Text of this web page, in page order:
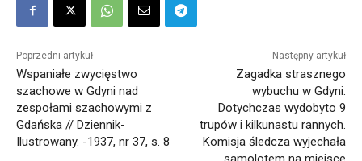
Poprzedni artykuł
Wspaniałe zwycięstwo
szachowe w Gdyni nad
zespołami szachowymi z
Gdańska // Dziennik-
Ilustrowany. -1937, nr 37, s. 8
Następny artykuł
Zagadka strasznego
wybuchu w Gdyni.
Dotychczas wydobyto 9
trupów i kilkunastu rannych.
Komisja śledcza wyjechała